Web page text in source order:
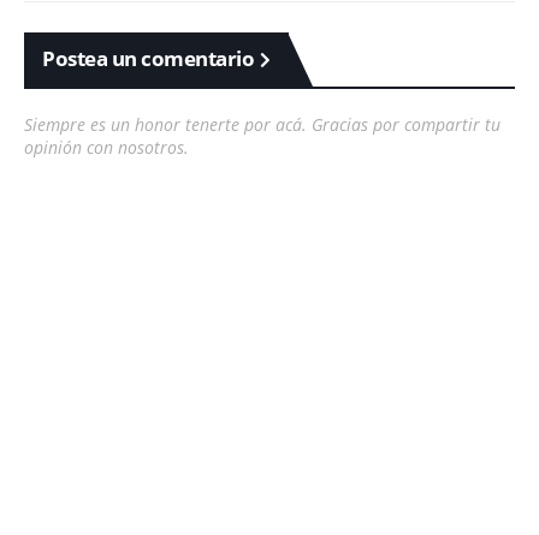
Postea un comentario
Siempre es un honor tenerte por acá. Gracias por compartir tu
opinión con nosotros.